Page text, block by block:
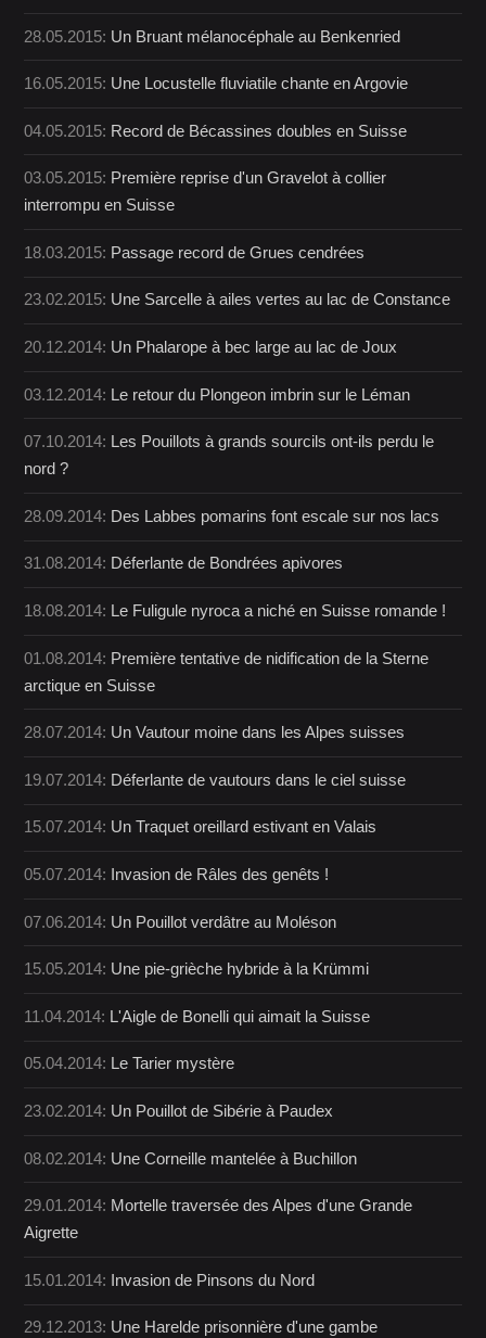
28.05.2015: Un Bruant mélanocéphale au Benkenried
16.05.2015: Une Locustelle fluviatile chante en Argovie
04.05.2015: Record de Bécassines doubles en Suisse
03.05.2015: Première reprise d'un Gravelot à collier
interrompu en Suisse
18.03.2015: Passage record de Grues cendrées
23.02.2015: Une Sarcelle à ailes vertes au lac de Constance
20.12.2014: Un Phalarope à bec large au lac de Joux
03.12.2014: Le retour du Plongeon imbrin sur le Léman
07.10.2014: Les Pouillots à grands sourcils ont-ils perdu le
nord ?
28.09.2014: Des Labbes pomarins font escale sur nos lacs
31.08.2014: Déferlante de Bondrées apivores
18.08.2014: Le Fuligule nyroca a niché en Suisse romande !
01.08.2014: Première tentative de nidification de la Sterne
arctique en Suisse
28.07.2014: Un Vautour moine dans les Alpes suisses
19.07.2014: Déferlante de vautours dans le ciel suisse
15.07.2014: Un Traquet oreillard estivant en Valais
05.07.2014: Invasion de Râles des genêts !
07.06.2014: Un Pouillot verdâtre au Moléson
15.05.2014: Une pie-grièche hybride à la Krümmi
11.04.2014: L'Aigle de Bonelli qui aimait la Suisse
05.04.2014: Le Tarier mystère
23.02.2014: Un Pouillot de Sibérie à Paudex
08.02.2014: Une Corneille mantelée à Buchillon
29.01.2014: Mortelle traversée des Alpes d'une Grande
Aigrette
15.01.2014: Invasion de Pinsons du Nord
29.12.2013: Une Harelde prisonnière d'une gambe